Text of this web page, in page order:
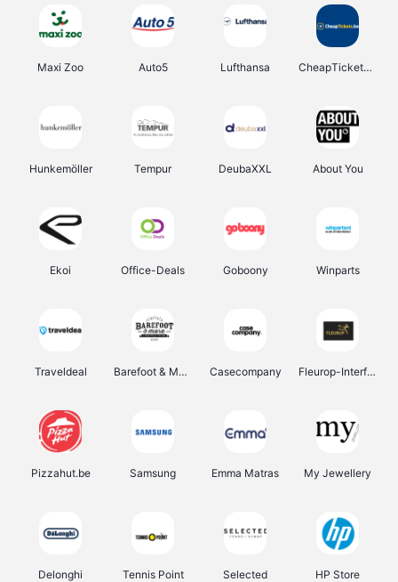
Maxi Zoo Auto5 Lufthansa CheapTickets.be
Hunkemöller Tempur DeubaXXL About You
Ekoi Office-Deals Goboony Winparts
Traveldeal Barefoot & More Casecompany Fleurop-Interflora
Pizzahut.be Samsung Emma Matras My Jewellery
Delonghi Tennis Point Selected HP Store